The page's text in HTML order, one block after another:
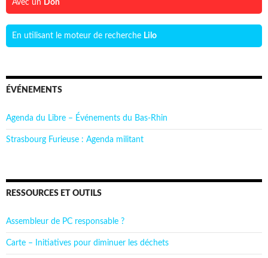
Avec un Don
En utilisant le moteur de recherche Lilo
ÉVÉNEMENTS
Agenda du Libre – Événements du Bas-Rhin
Strasbourg Furieuse : Agenda militant
RESSOURCES ET OUTILS
Assembleur de PC responsable ?
Carte – Initiatives pour diminuer les déchets